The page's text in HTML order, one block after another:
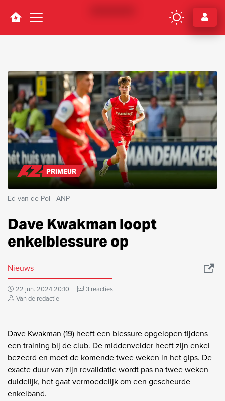
Navigation
PRIMEUR
Ed van de Pol - ANP
Dave Kwakman loopt
enkelblessure op
Nieuws
22 jun. 2024 20:10
3 reacties
Van de redactie
Dave Kwakman (19) heeft een blessure opgelopen tijdens
een training bij de club. De middenvelder heeft zijn enkel
bezeerd en moet de komende twee weken in het gips. De
exacte duur van zijn revalidatie wordt pas na twee weken
duidelijk, het gaat vermoedelijk om een gescheurde
enkelband.